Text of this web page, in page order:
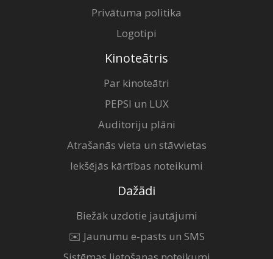
Privātuma politika
Logotipi
Kinoteātris
Par kinoteātri
PEPSI un LUX
Auditoriju plāni
Atrašanās vieta un stāvvietas
Iekšējās kārtības noteikumi
Dažādi
Biežāk uzdotie jautājumi
✉️ Jaunumu e-pasts un SMS